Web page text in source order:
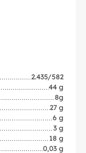
2.435/582
44 g
8g
27 g
6 g
3 g
18 g
0,03 g